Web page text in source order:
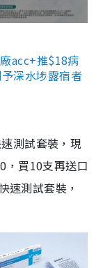
acc+推$18病
深水埗露宿者
測試套裝，現
，買10支再送口
速測試套裝，